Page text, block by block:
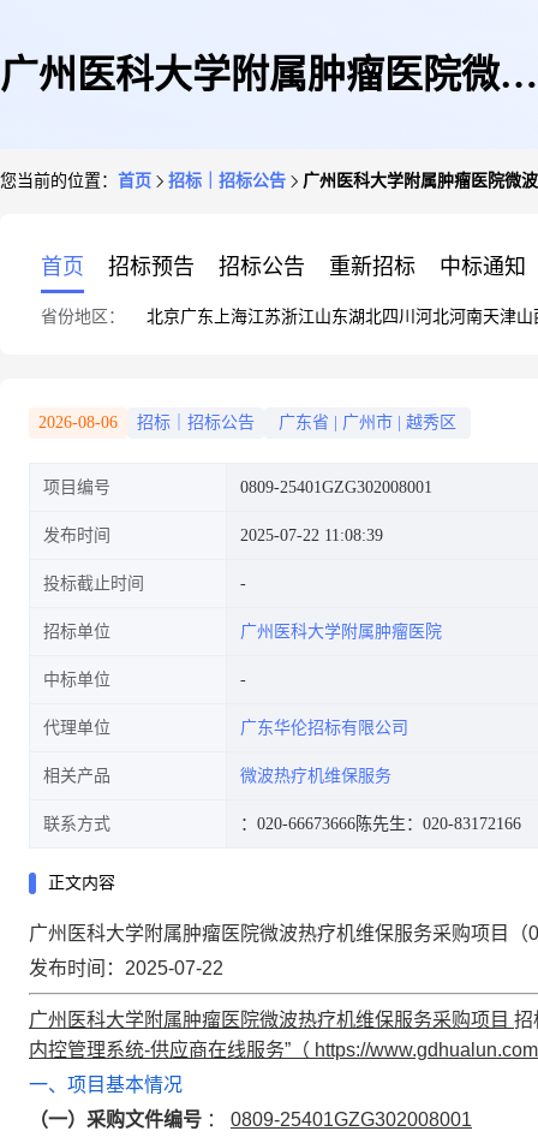
广州医科大学附属肿瘤医院微波
公告
您当前的位置： 首页 招标｜招标公告 广州医科大学附属肿瘤医院微
首页 招标预告 招标公告 重新招标 中标通知
省份地区： 北京广东 上海江苏浙江山东湖北四川 河北河南天津山
2026-08-06 招标｜招标公告 广东省 广州市 越秀区
项目编号 0809-25401GZG302008001
发布时间 2025-07-22 11:08:39
投标截止时间
招标单位 广州医科大学附属肿瘤医院
中标单位
代理单位 广东华伦招标有限公司
相关产品 微波热疗机维保服务
联系方式 ：020-66673666陈先生：020-83172166
正文内容
广州医科大学附属肿瘤医院微波热疗机维保服务采购项目
发布时间：2025-07-22
广州医科大学附属肿瘤医院微波热疗机维保服务采购项目 招
内控管理系统-供应商在线服务”（ https://
一、项目基本情况
（一）采购文件编号 ： 0809-25401GZG302008001